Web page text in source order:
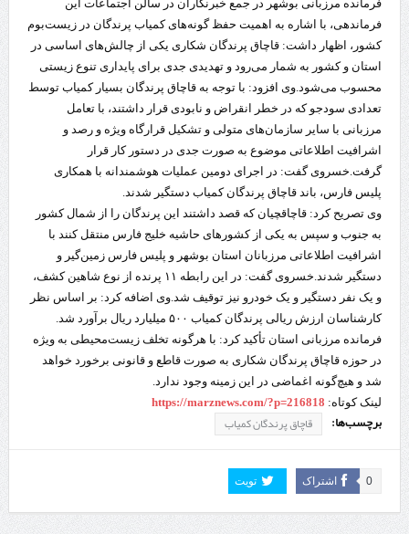
فرمانده مرزبانی بوشهر در جمع خبرنگاران در سالن اجتماعات این
فرماندهی، با اشاره به اهمیت حفظ گونه‌های کمیاب پرندگان در زیست‌بوم
کشور، اظهار داشت: قاچاق پرندگان شکاری یکی از چالش‌های اساسی در
استان و کشور به شمار می‌رود و تهدیدی جدی برای پایداری تنوع زیستی
محسوب می‌شود.وی افزود: با توجه به قاچاق پرندگان بسیار کمیاب توسط
تعدادی سودجو که در خطر انقراض و نابودی قرار داشتند، با تعامل
مرزبانی با سایر سازمان‌های متولی و تشکیل قرارگاه ویژه و رصد و
اشرافیت اطلاعاتی موضوع به صورت جدی در دستور کار قرار
گرفت.خسروی گفت: در اجرای دومین عملیات هوشمندانه با همکاری
پلیس فارس، باند قاچاق پرندگان کمیاب دستگیر شدند.
وی تصریح کرد: قاچاقچیان که قصد داشتند این پرندگان را از شمال کشور
به جنوب و سپس به یکی از کشورهای حاشیه خلیج فارس منتقل کنند با
اشرافیت اطلاعاتی مرزبانان استان بوشهر و پلیس فارس زمین‌گیر و
دستگیر شدند.
خسروی گفت: در این رابطه ۱۱ پرنده از نوع شاهین کشف،
و یک نفر دستگیر و یک خودرو نیز توقیف شد.وی اضافه کرد: بر اساس نظر
کارشناسان ارزش ریالی پرندگان کمیاب ۵۰۰ میلیارد ریال برآورد شد.
فرمانده مرزبانی استان تأکید کرد: با هرگونه تخلف زیست‌محیطی به‌ ویژه
در حوزه قاچاق پرندگان شکاری به‌ صورت قاطع و قانونی برخورد خواهد
شد و هیچ‌گونه اغماضی در این زمینه وجود ندارد.
لینک کوتاه: https://marznews.com/?p=216818
برچسب‌ها: قاچاق پرندگان کمیاب
اشتراک 0 تویت